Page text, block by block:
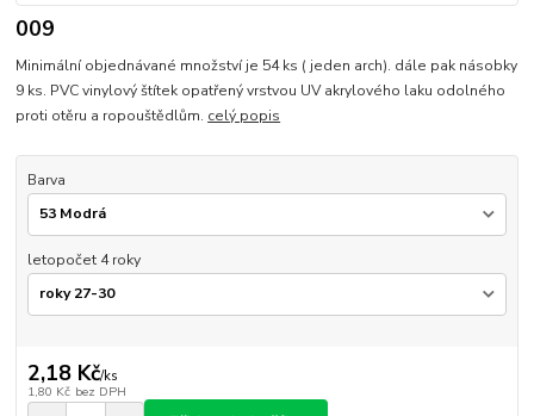
009
Minimální objednávané množství je 54 ks ( jeden arch). dále pak násobky
9 ks. PVC vinylový štítek opatřený vrstvou UV akrylového laku odolného
proti otěru a ropouštědlům. celý popis
Barva
letopočet 4 roky
2,18 Kč/ks
1,80 Kč bez DPH